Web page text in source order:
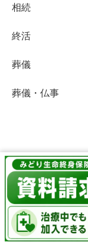
相続
終活
葬儀
葬儀・仏事
メニュー ホーム